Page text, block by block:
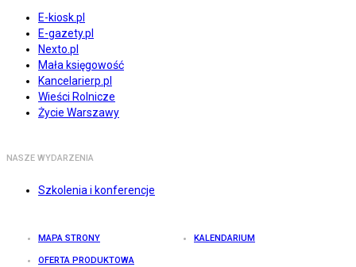
E-kiosk.pl
E-gazety.pl
Nexto.pl
Mała księgowość
Kancelarierp.pl
Wieści Rolnicze
Życie Warszawy
NASZE WYDARZENIA
Szkolenia i konferencje
MAPA STRONY KALENDARIUM
OFERTA PRODUKTOWA